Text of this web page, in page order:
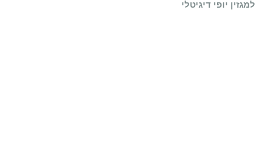
למגזין יופי דיגיטלי